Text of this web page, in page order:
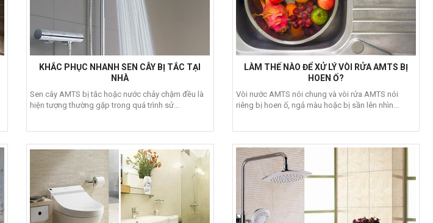
KHẮC PHỤC NHANH SEN CÂY BỊ TẮC TẠI
NHÀ
Sen cây AMTS bị tắc hoặc nước chảy chậm đều là
hiện tượng thường gặp trong quá trình sử...
LÀM THẾ NÀO ĐỂ XỬ LÝ VÒI RỬA AMTS BỊ
HOEN Ố?
Vòi nước AMTS nói chung và vòi rửa AMTS nói
riêng bị hoen ố, ngả màu hoặc bị sần lên nhìn...